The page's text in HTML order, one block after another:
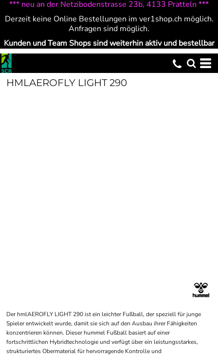
*** neu an der Netzibodenstrasse 23b, 4133 Pratteln ***
Derzeit keine Online Bestellungen im ver1shop.ch möglich.
Anfragen sind möglich.
Kunden und Team Shops sind weiterhin aktiv und bestellbar
HMLAEROFLY LIGHT 290
Der hmlAEROFLY LIGHT 290 ist ein leichter Fußball, der speziell für junge
Spieler entwickelt wurde, damit sie sich auf den Ausbau ihrer Fähigkeiten
konzentrieren können. Dieser hummel Fußball basiert auf einer
fortschrittlichen Hybridtechnologie und verfügt über ein leistungsstarkes,
strukturiertes Obermaterial für hervorragende Kontrolle und